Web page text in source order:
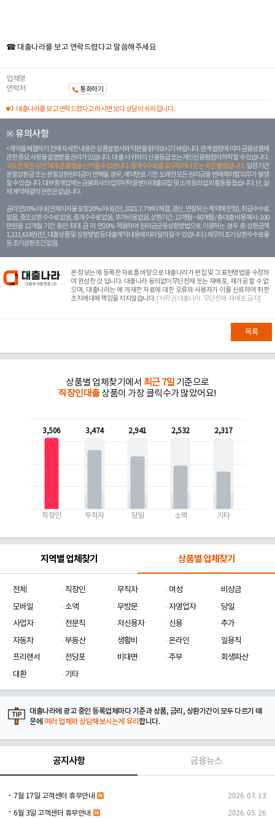
☎ 대출나라를 보고 연락드렸다고 말씀해주세요
업체명
연락처
통화하기
대출나라를 보고 연락드렸다고 하시면 보다 상담이 쉬워집니다.
※ 유의사항
계약을 체결하기 전에 자세한 내용은 상품설명서와 약관을 읽어보시기 바랍니다. 관계 법령에 따라 금융상품에
관한 중요 사항을 설명받을 권리가 있습니다. 대 출 시 귀하의 신용등급 또는 개인신용평점이 하락할 수 있습니다.
과도한 빚은 당신 에게 큰 불행을 안겨줄 수 있습니다. 중개수수료를 요구하거나 받는 것은 불법입니다. 일정 기간
분할상환금 또는 분할상환원리금이 연체될 경우, 계약만료 기한 도래전 모든 원리금을 변제해야할 의무가 발생
할 수 있습니다. 대부중개업체는 금융회사의 업무위탁을 받아 대출모집 및 소개 등의 섭외 활동을 돕습니다. 단, 실
제 계약체결의 권한은 없습니다.
금리 연20% 이내 (연체이자율 포함 20% 이내) (단, 2021. 7. 7부터 체결, 갱신, 연장되는 계 약에 한함), 취급수수료
없음, 중도상환 수수료 없음, 중개수수료 없음, 추가비용 없음. 상환기간 : 12개월 ~ 60개월 / 총 대출 비용 예시 : 100
만원을 12개월 기간 동안 최대 금 리 연20% 적용하여 원리금균등상환방법으로 이용하는 경우 총 상환금액
1,111,614원 (단, 대출상품 및 상환방법 등 대출계약 내용에 따라 달라질 수 있습니다.) 채무의 조기 상환수수료율
등 조기상환조건 없음.
본 정보는에 등록한 자료를 바탕으로 대출나라가 편집 및 그 표현방법을 수정하
여 완성한 것 입니다. 대출나라 동의없이무단전재 또는 재배포, 재가공 할 수 없
으며, 대출나라는 에 게재한 자료에 대한 오류와 사용자가 이를 신뢰하여 취한
조치에대해 책임을 지지않습니다. [저작권 대출나라. 무단전재-재배포 금지]
목록
상품별 업체찾기에서 최근 7일 기준으로
직장인대출상품이 가장 클릭수가 많았어요!
3,506
직장인
3,474
무직자
2,941
당일
2,532
소액
2,317
기타
지역별 업체찾기 상품별 업체찾기
전체 직장인 무직자 여성
비상금
모바일
소액 무방문 자영업자
당일
사업자
전문직 저신용자 신용
추가
자동차
부동산 생활비 온라인
일용직
프리랜서
전당포 비대면 주부
회생파산
대환
기타
대출나라에 광고 중인 등록업체마다 기준과 상품, 금리, 상환기간이 모두 다르기 때
문에 여러 업체와 상담해보시는게 유리합니다.
공지사항 금융뉴스
7월 17일 고객센터 휴무안내 2026. 07. 13
6월 3일 고객센터 휴무안내 2026. 05. 26